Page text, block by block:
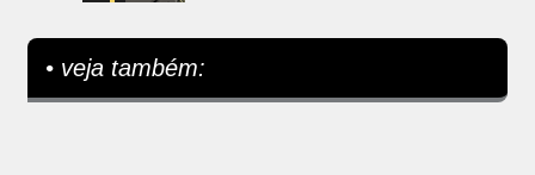
• veja também: